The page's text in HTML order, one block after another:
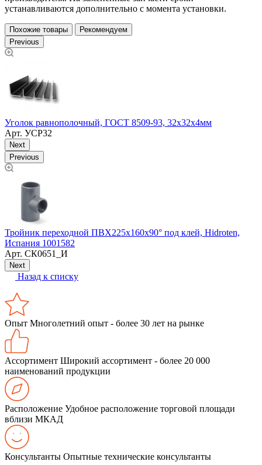
устанавливаются дополнительно с момента установки.
Похожие товары
Рекомендуем
Previous
Уголок равнополочный, ГОСТ 8509-93, 32х32х4мм
Арт. УСР32
Next
Previous
Тройник переходной ПВХ225х160х90° под клей, Hidroten,
Испания 1001582
Арт. СК0651_И
Next
Назад к списку
Опыт Многолетний опыт - более 30 лет на рынке
Ассортимент Широкий ассортимент - более 20 000
наименований продукции
Расположение Удобное расположение торговой площади
вблизи МКАД
Консультанты Опытные технические консультанты